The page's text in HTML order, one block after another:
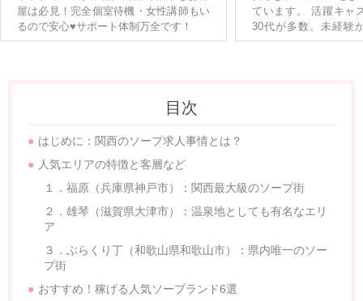
屋は必見！完全個室待機・女性講師もい
るので安心♥サポート体制万全です！
ています。 活躍キャ
30代が多数。未経験
も。
目次
はじめに：関西のソープ求人事情とは？
人気エリアの特徴と客層など
１．福原（兵庫県神戸市）：関西最大級のソープ街
２．雄琴（滋賀県大津市）：温泉地としても有名なエリ
ア
３．ぶらくり丁（和歌山県和歌山市）：県内唯一のソー
プ街
おすすめ！稼げる人気ソープランド6選